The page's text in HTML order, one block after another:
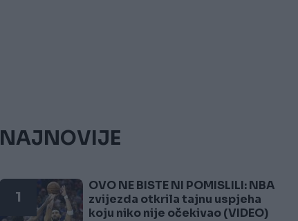
NAJNOVIJE
1
OVO NE BISTE NI POMISLILI: NBA
zvijezda otkrila tajnu uspjeha
koju niko nije očekivao (VIDEO)